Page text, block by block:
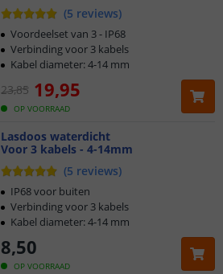
(5 reviews)
OP VOORRAAD
23,85 19,95
Voordeelset van 3 - IP68
Verbinding voor 3 kabels
Kabel diameter: 4-14 mm
Lasdoos waterdicht
Voor 3 kabels - 4-14mm
(5 reviews)
OP VOORRAAD
8,50
IP68 voor buiten
Verbinding voor 3 kabels
Kabel diameter: 4-14 mm